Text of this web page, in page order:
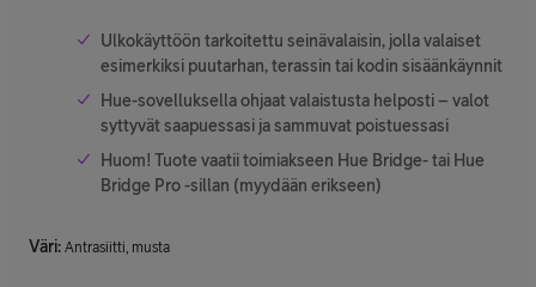
Ulkokäyttöön tarkoitettu seinävalaisin, jolla valaiset
esimerkiksi puutarhan, terassin tai kodin sisäänkäynnit
Hue-sovelluksella ohjaat valaistusta helposti – valot
syttyvät saapuessasi ja sammuvat poistuessasi
Huom! Tuote vaatii toimiakseen Hue Bridge- tai Hue
Bridge Pro -sillan (myydään erikseen)
Väri: Antrasiitti, musta